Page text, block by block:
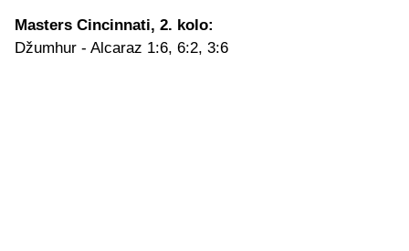
Masters Cincinnati, 2. kolo:
Džumhur - Alcaraz 1:6, 6:2, 3:6